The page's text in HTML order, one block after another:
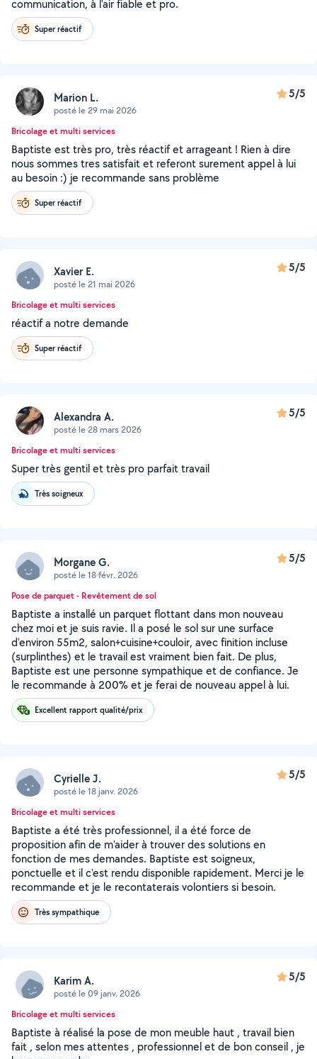
communication, à l'air fiable et pro.
Super réactif
Marion L.
posté le 29 mai 2026
5/5
Bricolage et multi services
Baptiste est très pro, très réactif et arrageant ! Rien à dire
nous sommes tres satisfait et referont surement appel à lui
au besoin :) je recommande sans problème
Super réactif
Xavier E.
posté le 21 mai 2026
5/5
Bricolage et multi services
réactif a notre demande
Super réactif
Alexandra A.
posté le 28 mars 2026
5/5
Bricolage et multi services
Super très gentil et très pro parfait travail
Très soigneux
Morgane G.
posté le 18 févr. 2026
5/5
Pose de parquet - Revêtement de sol
Baptiste a installé un parquet flottant dans mon nouveau
chez moi et je suis ravie. Il a posé le sol sur une surface
d'environ 55m2, salon+cuisine+couloir, avec finition incluse
(surplinthes) et le travail est vraiment bien fait. De plus,
Baptiste est une personne sympathique et de confiance. Je
le recommande à 200% et je ferai de nouveau appel à lui.
Excellent rapport qualité/prix
Cyrielle J.
posté le 18 janv. 2026
5/5
Bricolage et multi services
Baptiste a été très professionnel, il a été force de
proposition afin de m'aider à trouver des solutions en
fonction de mes demandes. Baptiste est soigneux,
ponctuelle et il c'est rendu disponible rapidement. Merci je le
recommande et je le recontaterais volontiers si besoin.
Très sympathique
Karim A.
posté le 09 janv. 2026
5/5
Bricolage et multi services
Baptiste à réalisé la pose de mon meuble haut , travail bien
fait , selon mes attentes , professionnel et de bon conseil , je